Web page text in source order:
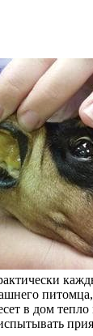
в дом